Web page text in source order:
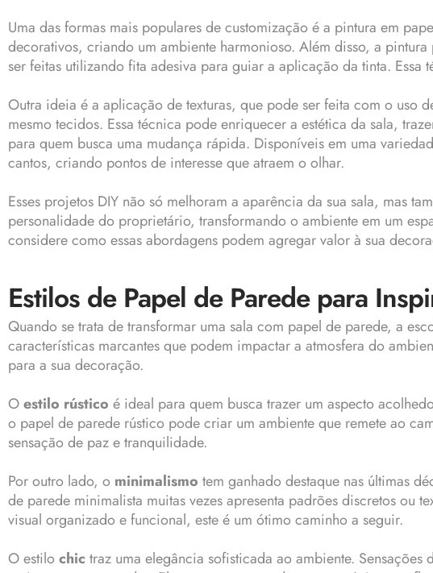
Uma das formas mais populares de customização é a pintura em
decorativos, criando um ambiente harmonioso. Além disso, a
ser feitas utilizando fita adesiva para guiar a aplicação da tinta.
Outra ideia é a aplicação de texturas, que pode ser feita com o uso
mesmo tecidos. Essa técnica pode enriquecer a estética da sala,
para quem busca uma mudança rápida. Disponíveis em uma
cantos, criando pontos de interesse que atraem o olhar.
Esses projetos DIY não só melhoram a aparência da sua sala, mas
personalidade do proprietário, transformando o ambiente em um
considere como essas abordagens podem agregar valor à sua
Estilos de Papel de Parede para
Quando se trata de transformar uma sala com papel de parede, a
características marcantes que podem impactar a atmosfera do
para a sua decoração.
Oestilo rústico é ideal para quem busca trazer um aspecto
o papel de parede rústico pode criar um ambiente que remete ao
sensação de paz e tranquilidade.
Por outro lado, o minimalismo tem ganhado destaque nas últimas
de parede minimalista muitas vezes apresenta padrões discretos ou
visual organizado e funcional, este é um ótimo caminho a seguir.
O estilo chic traz uma elegância sofisticada ao ambiente.